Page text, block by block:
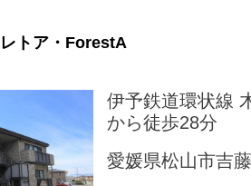
レトア・ForestA
伊予鉄道環状線
から徒歩28分
愛媛県松山市吉藤